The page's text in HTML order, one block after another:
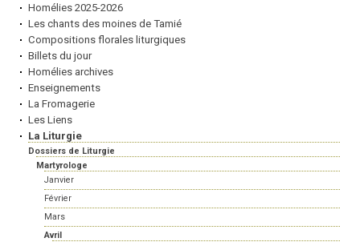
Homélies 2025-2026
Les chants des moines de Tamié
Compositions florales liturgiques
Billets du jour
Homélies archives
Enseignements
La Fromagerie
Les Liens
La Liturgie
Dossiers de Liturgie
Martyrologe
Janvier
Février
Mars
Avril